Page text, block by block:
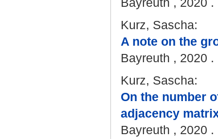
Kurz, Sascha:
A note on the
Bayreuth , 2020 .
Kurz, Sascha:
On the number
adjacency
Bayreuth , 2020 .